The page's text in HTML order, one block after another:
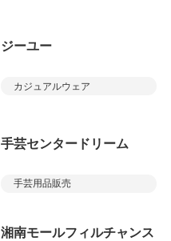
ジーユー
カジュアルウェア
手芸センタードリーム
手芸用品販売
湘南モールフィルチャンス